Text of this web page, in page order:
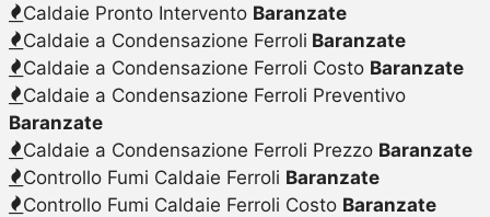
Caldaie Pronto Intervento Baranzate
Caldaie a Condensazione Ferroli Baranzate
Caldaie a Condensazione Ferroli Costo Baranzate
Caldaie a Condensazione Ferroli Preventivo
Baranzate
Caldaie a Condensazione Ferroli Prezzo Baranzate
Controllo Fumi Caldaie Ferroli Baranzate
Controllo Fumi Caldaie Ferroli Costo Baranzate